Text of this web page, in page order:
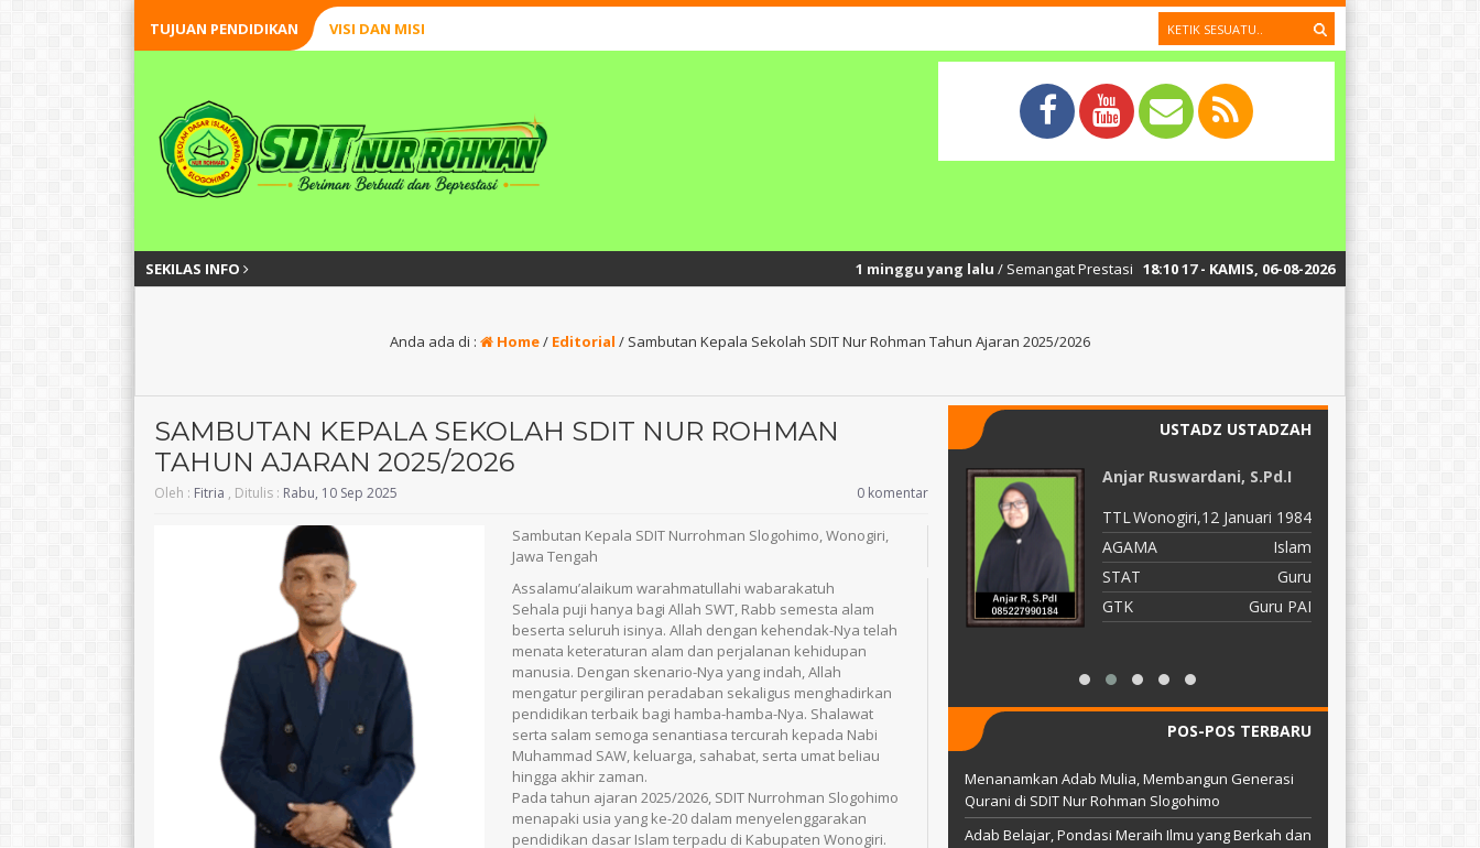
TUJUAN PENDIDIKAN VISI DAN MISI
SEKILAS INFO 18:1018- KAMIS, 06-08-2026
1 minggu yang lalu/ Semangat Prestasi Menggema di Upacara Bendera SDIT Nur Rohman:
Anda ada di : Home/ Editorial / Sambutan Kepala Sekolah SDIT Nur Rohman Tahun Ajaran 2025/2026
SAMBUTAN KEPALA SEKOLAH SDIT NUR ROHMAN
TAHUN AJARAN 2025/2026
Oleh : Fitria , Ditulis : Rabu, 10 Sep 2025 0 komentar
Sambutan Kepala SDIT Nurrohman Slogohimo, Wonogiri,
Jawa Tengah
Assalamu’alaikum warahmatullahi wabarakatuh
Sehala puji hanya bagi Allah SWT, Rabb semesta alam
beserta seluruh isinya. Allah dengan kehendak-Nya telah
menata keteraturan alam dan perjalanan kehidupan
manusia. Dengan skenario-Nya yang indah, Allah
mengatur pergiliran peradaban sekaligus menghadirkan
pendidikan terbaik bagi hamba-hamba-Nya. Shalawat
serta salam semoga senantiasa tercurah kepada Nabi
Muhammad SAW, keluarga, sahabat, serta umat beliau
hingga akhir zaman.
Pada tahun ajaran 2025/2026, SDIT Nurrohman Slogohimo
menapaki usia yang ke-20 dalam menyelenggarakan
pendidikan dasar Islam terpadu di Kabupaten Wonogiri.
USTADZ USTADZAH
CIPTANINGRUM, S.Pd.
Surato, S.Pd.I
Islam
PAI
TTL
Wonogiri, 25 Mei 1996
Islam
STAT
GTK
Guru Kelas
Anjar Ruswardani, S.Pd.I
TTLWonogiri,12 Januari 1984
AGAMA
Islam
STAT
Guru
GTK
Guru PAI
POS-POS TERBARU
Menanamkan Adab Mulia, Membangun Generasi
Qurani di SDIT Nur Rohman Slogohimo
Adab Belajar, Pondasi Meraih Ilmu yang Berkah dan